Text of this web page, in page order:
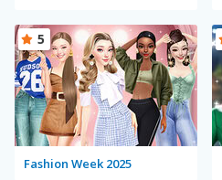
Fashion Week 2025
5